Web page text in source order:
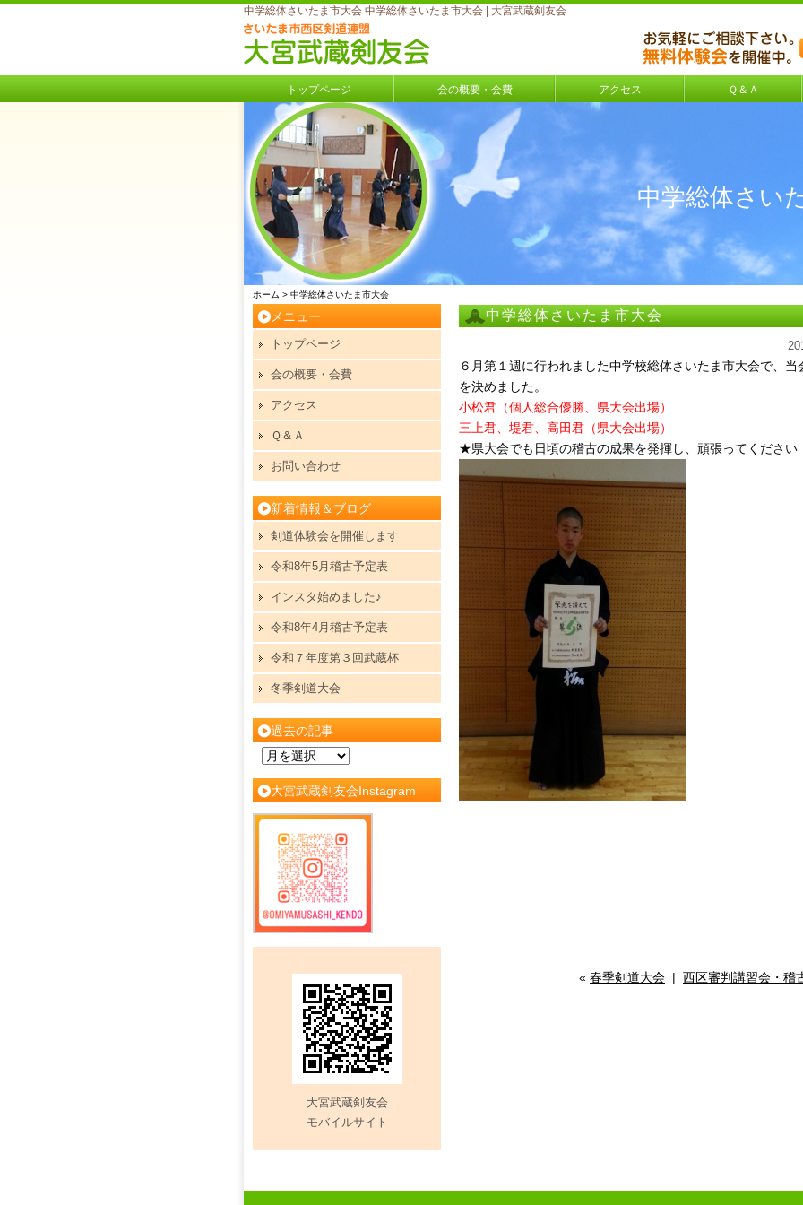
中学総体さいたま市大会 中学総体さいたま市大会 | 大宮武蔵剣友会
トップページ 会の概要・会費 アクセス Ｑ＆Ａ
中学総体さい
ホーム > 中学総体さいたま市大会
中学総体さいたま市大会
６月第１週に行われました中学校総体さいたま市大会で、
を決めました。
小松君（個人総合優勝、県大会出場）
三上君、堤君、高田君（県大会出場）
★県大会でも日頃の稽古の成果を発揮し、頑張ってください
« 春季剣道大会 | 西区審判講習会・稽
メニュー
トップページ
会の概要・会費
アクセス
Ｑ＆Ａ
お問い合わせ
新着情報＆ブログ
剣道体験会を開催します
令和8年5月稽古予定表
インスタ始めました♪
令和8年4月稽古予定表
令和７年度第３回武蔵杯
冬季剣道大会
過去の記事
の
記
大宮武蔵剣友会Instagram
大宮武蔵剣友会
モバイルサイト